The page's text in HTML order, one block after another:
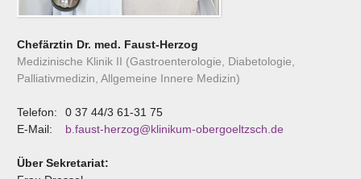
Chefärztin Dr. med. Faust-Herzog
Medizinische Klinik II (Gastroenterologie, Diabetologie,
Palliativmedizin, Allgemeine Innere Medizin)
Telefon:
0 37 44/3 61-31 75
E-Mail:
b.faust-herzog@klinikum-obergoeltzsch.de
Über Sekretariat: